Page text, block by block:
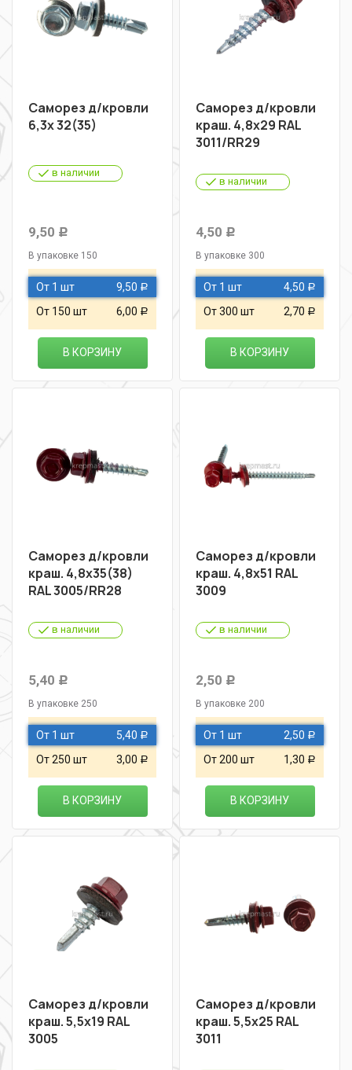
Саморез д/кровли
6,3х 32(35)
в наличии
9,50 Р
В упаковке 150
От 1 шт 9,50 Р
От 150 шт 6,00 Р
В КОРЗИНУ
Саморез д/кровли
краш. 4,8х29 RAL
3011/RR29
в наличии
4,50 Р
В упаковке 300
От 1 шт 4,50 Р
От 300 шт 2,70 Р
В КОРЗИНУ
Саморез д/кровли
краш. 4,8х35(38)
RAL 3005/RR28
в наличии
5,40 Р
В упаковке 250
От 1 шт 5,40 Р
От 250 шт 3,00 Р
В КОРЗИНУ
Саморез д/кровли
краш. 4,8х51 RAL
3009
в наличии
2,50 Р
В упаковке 200
От 1 шт 2,50 Р
От 200 шт 1,30 Р
В КОРЗИНУ
Саморез д/кровли
краш. 5,5х19 RAL
3005
Саморез д/кровли
краш. 5,5х25 RAL
3011